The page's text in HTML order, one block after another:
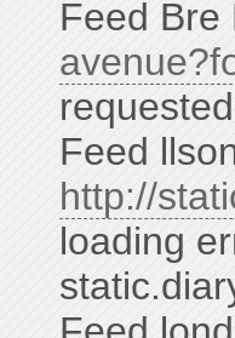
Feed Bre
Feed
http://
loading